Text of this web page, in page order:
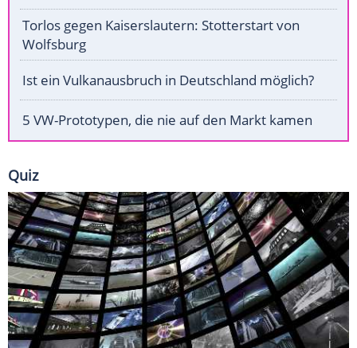
Torlos gegen Kaiserslautern: Stotterstart von
Wolfsburg
Ist ein Vulkanausbruch in Deutschland möglich?
5 VW-Prototypen, die nie auf den Markt kamen
Quiz